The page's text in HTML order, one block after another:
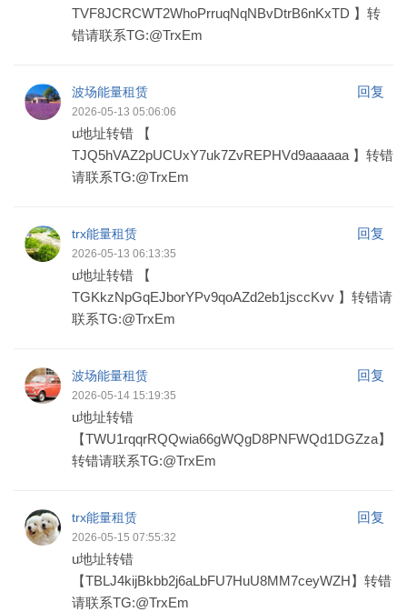
TVF8JCRCWT2WhoPrruqNqNBvDtrB6nKxTD 】转
错请联系TG:@TrxEm
波场能量租赁 回复
2026-05-13 05:06:06
u地址转错 【
TJQ5hVAZ2pUCUxY7uk7ZvREPHVd9aaaaaa 】转错
请联系TG:@TrxEm
trx能量租赁 回复
2026-05-13 06:13:35
u地址转错 【
TGKkzNpGqEJborYPv9qoAZd2eb1jsccKvv 】转错请
联系TG:@TrxEm
波场能量租赁 回复
2026-05-14 15:19:35
u地址转错
【TWU1rqqrRQQwia66gWQgD8PNFWQd1DGZza】
转错请联系TG:@TrxEm
trx能量租赁 回复
2026-05-15 07:55:32
u地址转错
【TBLJ4kijBkbb2j6aLbFU7HuU8MM7ceyWZH】转错
请联系TG:@TrxEm